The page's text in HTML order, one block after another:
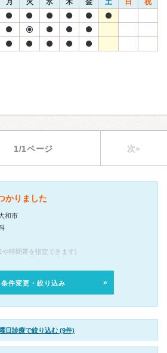
月 火 水 木 金 土 日 祝
1/1ページ 次»
かりました
和市
や時間帯を指定できます)
条件変更・絞り込み
日診療で絞り込む (9件)